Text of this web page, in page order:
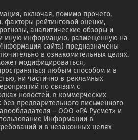
включая, помимо прочего,
факторы рейтинговой оценки,
аналитические обзоры и
иную информацию, размещенную на
сайта) предназначены
в ознакомительных целях.
модифицироваться,
любым способом и в
ни частично в рекламных
по связям с
новостей, в коммерческих
без предварительного письменного
– ООО «РА Русмет» и
Информации в
и в незаконных целях